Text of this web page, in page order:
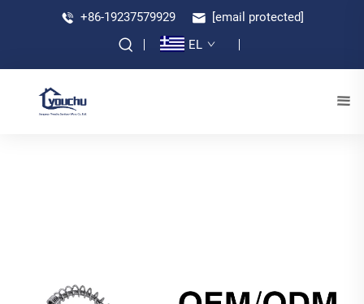
+86-19237579929
[email protected]
EL